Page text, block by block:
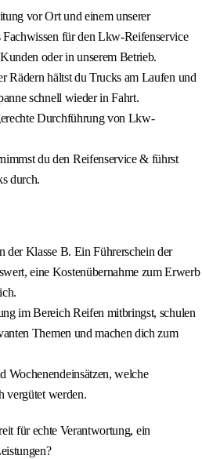
vor Ort und einem unserer
Fachwissen für den Lkw-Reifenservice
oder in unserem Betrieb.
Rädern hältst du Trucks am Laufen und
schnell wieder in Fahrt.
Durchführung von Lkw-
du den Reifenservice & führst
durch.
der Klasse B. Ein Führerschein der
eine Kostenübernahme zum Erwerb
im Bereich Reifen mitbringst, schulen
Themen und machen dich zum
Wochenendeinsätzen, welche
vergütet werden.
für echte Verantwortung, ein